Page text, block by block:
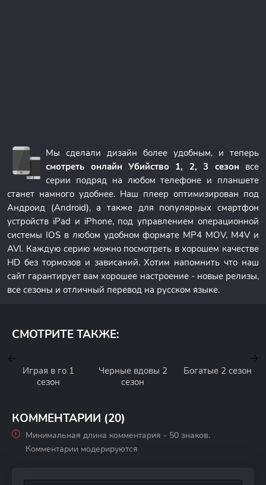
Мы сделали дизайн более удобным, и теперь
смотреть онлайн Убийство 1, 2, 3 сезон все
серии подряд на любом телефоне и планшете
станет намного удобнее. Наш плеер оптимизирован под
Андроид (Android), а также для популярных смартфон
устройств iPad и iPhone, под управлением операционной
системы IOS в любом удобном формате MP4 MOV, M4V и
AVI. Каждую серию можно посмотреть в хорошем качестве
HD без тормозов и зависаний. Хотим напомнить что наш
сайт гарантирует вам хорошее настроение - новые релизы,
все сезоны и отличный перевод на русском языке.
СМОТРИТЕ ТАКЖЕ:
Играя в го 1
сезон
Черные вдовы 2
сезон
Богатые 2 сезон
КОММЕНТАРИИ (20)
Минимальная длина комментария - 50 знаков.
Комментарии модерируются